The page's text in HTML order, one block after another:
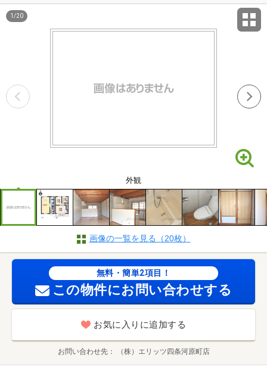
外観
1 /20
画像の一覧を見る（20枚）
無料・簡単2項目！
この物件にお問い合わせする
お気に入りに追加する
お問い合わせ先 （株）エリッツ四条河原町店